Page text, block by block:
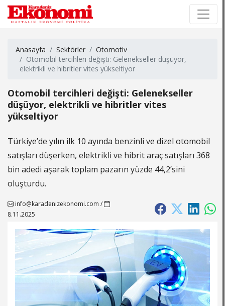
Anasayfa Sektörler
Otomotiv
Otomobil tercihleri değişti: Gelenekseller düşüyor,
elektrikli ve hibritler vites yükseltiyor
Otomobil tercihleri değişti: Gelenekseller
düşüyor, elektrikli ve hibritler vites
yükseltiyor
Türkiye’de yılın ilk 10 ayında benzinli ve dizel otomobil
satışları düşerken, elektrikli ve hibrit araç satışları 368
bin adedi aşarak toplam pazarın yüzde 44,2’sini
oluşturdu.
info@karadenizekonomi.com /
8.11.2025
×
×